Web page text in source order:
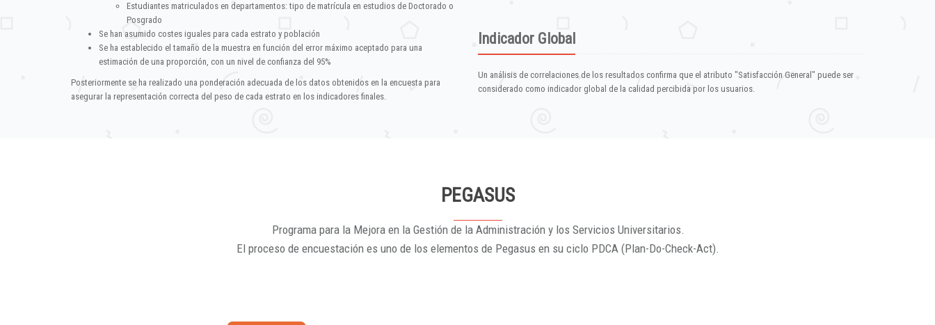
Estudiantes matriculados en departamentos: tipo de matrícula en estudios de Doctorado o
Posgrado
Se han asumido costes iguales para cada estrato y población
Se ha establecido el tamaño de la muestra en función del error máximo aceptado para una
estimación de una proporción, con un nivel de confianza del 95%
Posteriormente se ha realizado una ponderación adecuada de los datos obtenidos en la encuesta para
asegurar la representación correcta del peso de cada estrato en los indicadores finales.
Indicador Global
Un análisis de correlaciones de los resultados confirma que el atributo "Satisfacción General" puede ser
considerado como indicador global de la calidad percibida por los usuarios.
PEGASUS
Programa para la Mejora en la Gestión de la Administración y los Servicios Universitarios.
El proceso de encuestación es uno de los elementos de Pegasus en su ciclo PDCA (Plan-Do-Check-Act).